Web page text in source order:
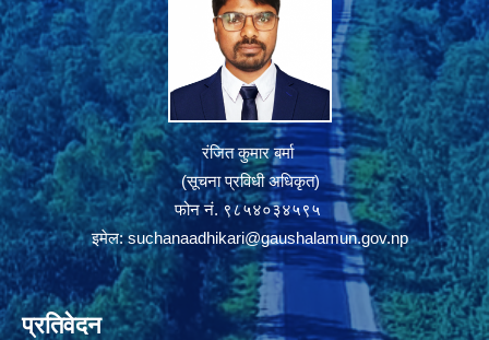
रंजित कुमार बर्मा
(सूचना प्रविधी अधिकृत)
फोन नं. ९८५४०३४५९५
इमेल:suchanaadhikari@gaushalamun.gov.np
प्रतिवेदन